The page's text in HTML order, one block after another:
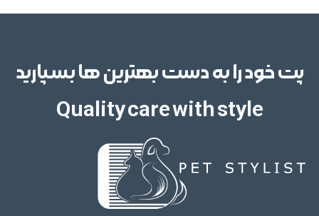
پت خود را به دست بهترین ها بسپارید
Quality care with style